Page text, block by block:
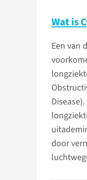
Wat is
Een van
door